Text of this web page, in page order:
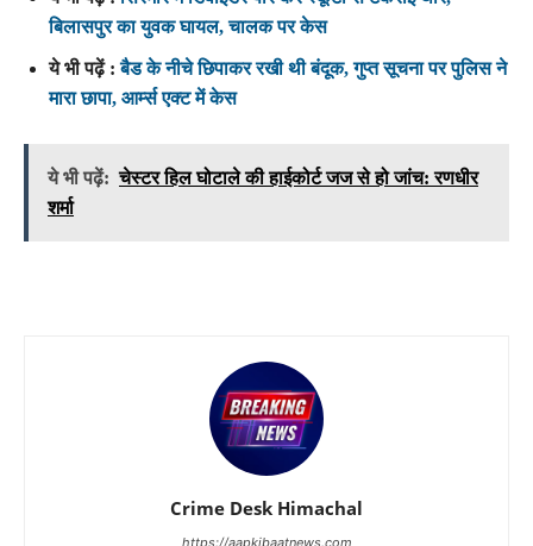
बिलासपुर का युवक घायल, चालक पर केस
ये भी पढ़ें :बैड के नीचे छिपाकर रखी थी बंदूक, गुप्त सूचना पर पुलिस ने
मारा छापा, आर्म्स एक्ट में केस
ये भी पढ़ें: चेस्टर हिल घोटाले की हाईकोर्ट जज से हो जांच: रणधीर
शर्मा
Crime Desk Himachal